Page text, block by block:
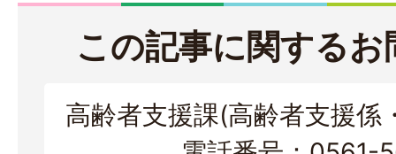
この記事に関する
高齢者支援課(高齢者支援係